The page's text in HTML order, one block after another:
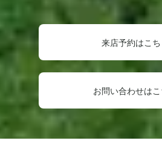
来店予約はこち
お問い合わせはこ